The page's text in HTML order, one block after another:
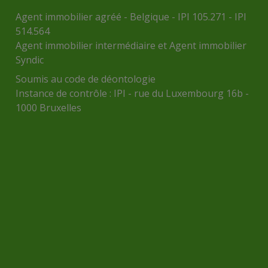
Agent immobilier agréé - Belgique - IPI 105.271 - IPI
514.564
Agent immobilier intermédiaire et Agent immobilier
Syndic
Soumis au code de déontologie
Instance de contrôle : IPI - rue du Luxembourg 16b -
1000 Bruxelles